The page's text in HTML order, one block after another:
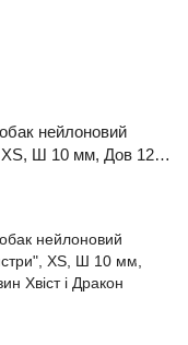
нейлоновий
Ш 10 мм, Дов 122